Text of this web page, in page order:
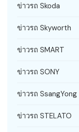
ข่าวรถ Skoda
ข่าวรถ Skyworth
ข่าวรถ SMART
ข่าวรถ SONY
ข่าวรถ SsangYong
ข่าวรถ STELATO